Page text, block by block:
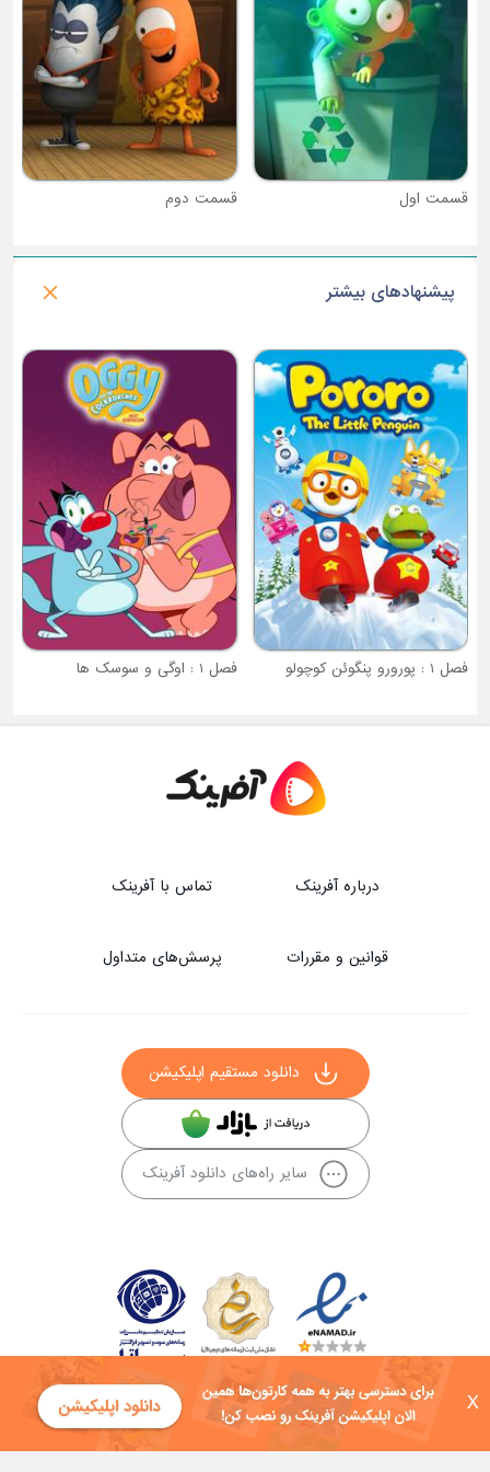
X
قسمت اول قسمت دوم
پیشنهادهای بیشتر
فصل 1 : پورورو پنگوئن کوچولو فصل 1 : اوگی و سوسک ها
درباره آفرینک تماس با آفرینک
قوانین و مقررات پرسش‌های متداول
دانلود مستقیم اپلیکیشن
سایر راه‌های دانلود آفرینک
کلیه حقوق این سایت به شرکت توسعه فناوی هفت آسمان توکان تعلق دارد و